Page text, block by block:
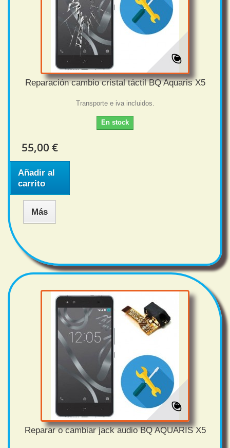
Reparación cambio cristal táctil BQ Aquaris X5
Transporte e iva incluidos.
En stock
55,00 €
Añadir al
carrito
Más
Reparar o cambiar jack audio BQ AQUARIS X5